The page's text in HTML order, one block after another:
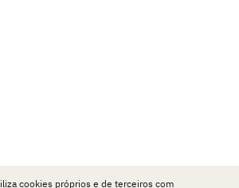
cookies próprios e de terceiros com